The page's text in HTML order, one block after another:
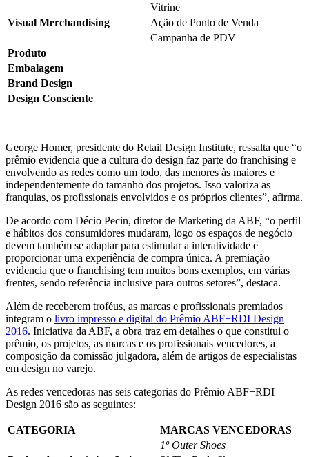
Visual Merchandising
Vitrine
Ação de Ponto de Venda
Campanha de PDV
Produto
Embalagem
Brand Design
Design Consciente
George Homer, presidente do Retail Design Institute, ressalta que “o
prêmio evidencia que a cultura do design faz parte do franchising e
envolvendo as redes como um todo, das menores às maiores e
independentemente do tamanho dos projetos. Isso valoriza as
franquias, os profissionais envolvidos e os próprios clientes”, afirma.
De acordo com Décio Pecin, diretor de Marketing da ABF, “o perfil
e hábitos dos consumidores mudaram, logo os espaços de negócio
devem também se adaptar para estimular a interatividade e
proporcionar uma experiência de compra única. A premiação
evidencia que o franchising tem muitos bons exemplos, em várias
frentes, sendo referência inclusive para outros setores”, destaca.
Além de receberem troféus, as marcas e profissionais premiados
integram o livro impresso e digital do Prêmio ABF+RDI Design
2016. Iniciativa da ABF, a obra traz em detalhes o que constitui o
prêmio, os projetos, as marcas e os profissionais vencedores, a
composição da comissão julgadora, além de artigos de especialistas
em design no varejo.
As redes vencedoras nas seis categorias do Prêmio ABF+RDI
Design 2016 são as seguintes:
CATEGORIA MARCAS VENCEDORAS
1º Outer Shoes